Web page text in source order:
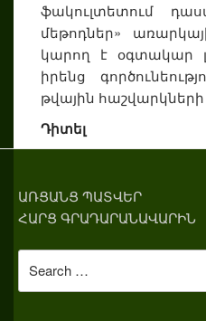
ֆակուլտետում
մեթոդներ»
կարող է օգտակար
իրենց
թվային
Դիտել
ԱՌՑԱՆՑ ՊԱՏՎԵՐ
ՀԱՐՑ ԳՐԱԴԱՐԱՆԱՎԱՐԻՆ
for: